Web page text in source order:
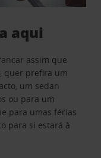
aqui
assim que
quer prefira um
um sedan
ou para um
para umas férias
para si estará à